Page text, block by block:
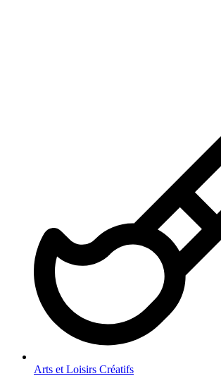
Arts et Loisirs Créatifs